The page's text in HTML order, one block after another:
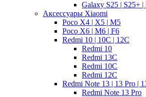
Galaxy S25 | S25+ |
Аксессуары Xiaomi
Poco X4 | X5 | M5
Poco X6 | M6 | F6
Redmi 10 | 10C | 12C
Redmi 10
Redmi 13C
Redmi 10C
Redmi 12C
Redmi Note 13 | 13 Pro |
Redmi Note 13 Pro